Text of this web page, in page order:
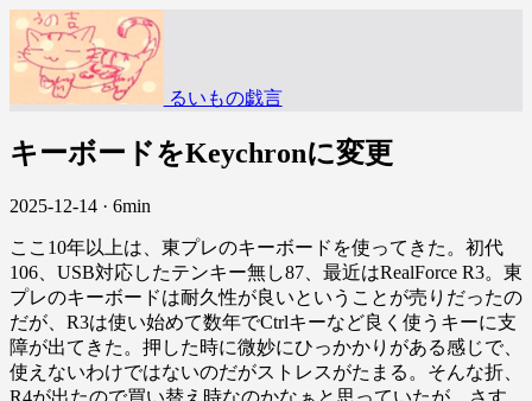
るいもの戯言
キーボードをKeychronに変更
2025-12-14 · 6min
ここ10年以上は、東プレのキーボードを使ってきた。初代
106、USB対応したテンキー無し87、最近はRealForce R3。東
プレのキーボードは耐久性が良いということが売りだったの
だが、R3は使い始めて数年でCtrlキーなど良く使うキーに支
障が出てきた。押した時に微妙にひっかかりがある感じで、
使えないわけではないのだがストレスがたまる。そんな折、